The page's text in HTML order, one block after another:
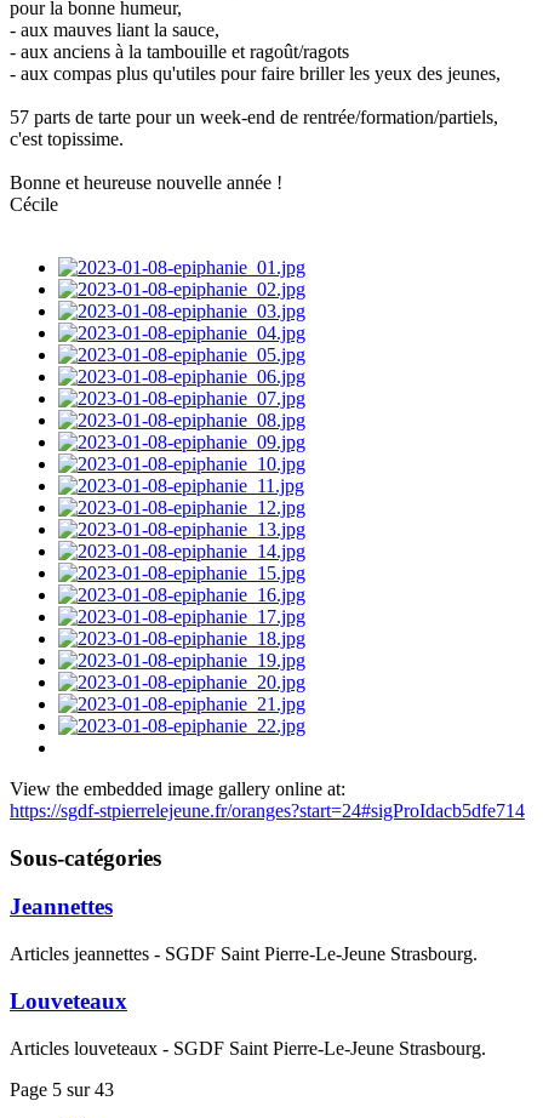
pour la bonne humeur,
- aux mauves liant la sauce,
- aux anciens à la tambouille et ragoût/ragots
- aux compas plus qu'utiles pour faire briller les yeux des jeunes,
57 parts de tarte pour un week-end de rentrée/formation/partiels,
c'est topissime.
Bonne et heureuse nouvelle année !
Cécile
View the embedded image gallery online at:
https://sgdf-stpierrelejeune.fr/oranges?start=24#sigProIdacb5dfe714
Sous-catégories
Jeannettes
Articles jeannettes - SGDF Saint Pierre-Le-Jeune Strasbourg.
Louveteaux
Articles louveteaux - SGDF Saint Pierre-Le-Jeune Strasbourg.
Page 5 sur 43